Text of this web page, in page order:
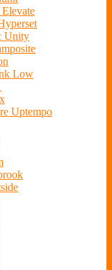
Unity
Low
Uptempo